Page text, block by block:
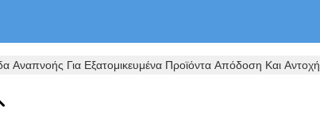
Αναπνοής Για Εξατομικευμένα Προϊόντα Απόδοση Και Αντοχή